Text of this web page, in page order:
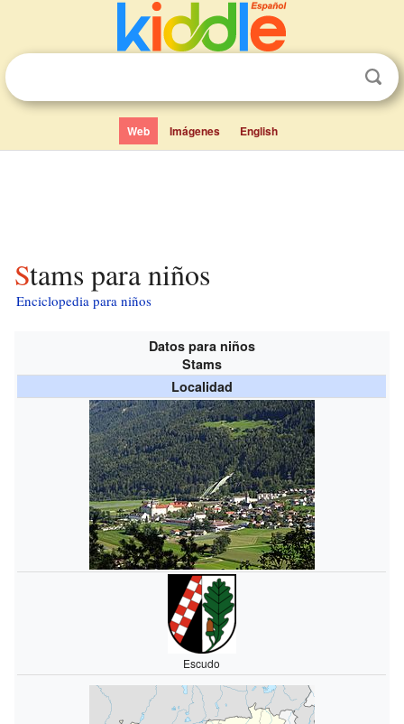
Web Imágenes English
Stams para niños
Enciclopedia para niños
Datos para niños
Stams
Localidad
Escudo